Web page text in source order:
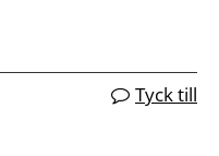
Tyck till